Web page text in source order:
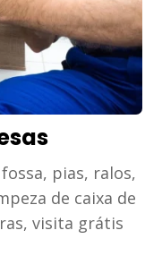
pias, ralos,
de caixa de
visita grátis